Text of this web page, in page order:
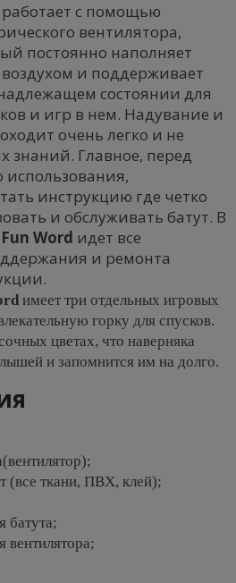
работает с помощью
вентилятора,
постоянно наполняет
воздухом и поддерживает
состоянии для
и игр в нем. Надувание и
очень легко и не
знаний. Главное, перед
инструкцию где четко
и обслуживать батут. В
Fun Word идет все
и ремонта
имеет три отдельных игровых
горку для спусков.
цветах, что наверняка
и запомнится им на долго.
(все ткани, ПВХ, клей);
батута;
вентилятора;